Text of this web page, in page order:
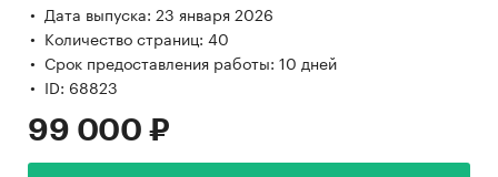
Дата выпуска: 23 января 2026
Количество страниц: 40
Срок предоставления работы: 10 дней
ID: 68823
99 000 ₽